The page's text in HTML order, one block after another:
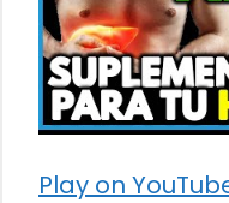
Play on